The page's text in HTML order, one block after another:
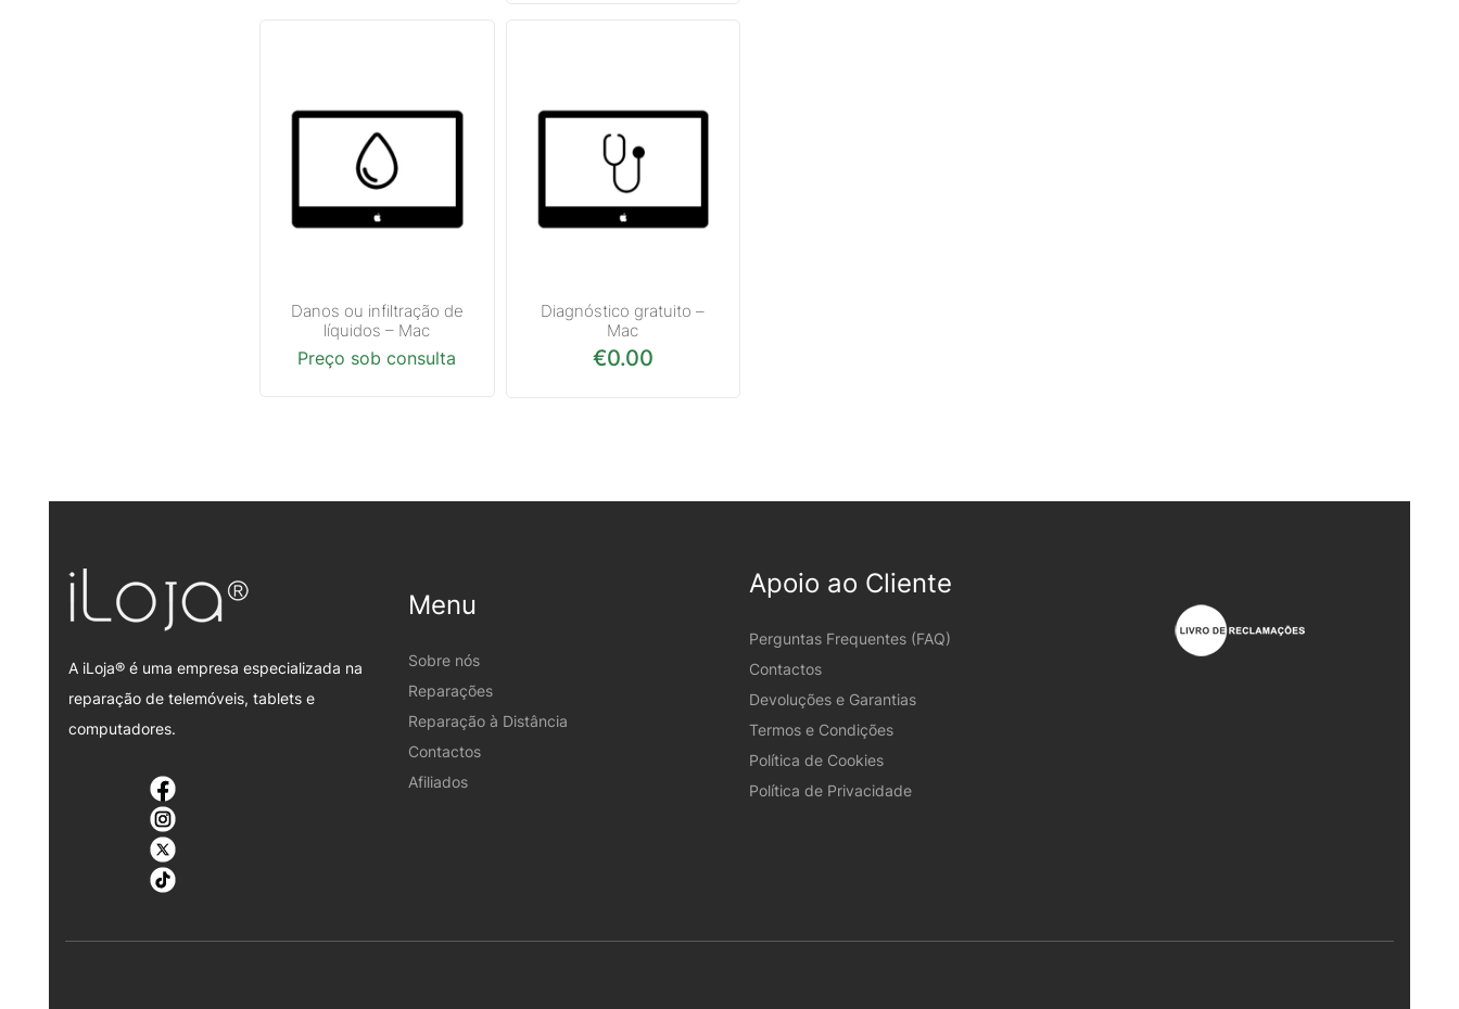
Danos ou infiltração de
líquidos – Mac
Preço sob consulta
Diagnóstico gratuito –
Mac
€0.00
A iLoja® é uma empresa especializada na
reparação de telemóveis, tablets e
computadores.
Menu
Sobre nós
Reparações
Reparação à Distância
Contactos
Afiliados
Apoio ao Cliente
Perguntas Frequentes (FAQ)
Contactos
Devoluções e Garantias
Termos e Condições
Política de Cookies
Política de Privacidade